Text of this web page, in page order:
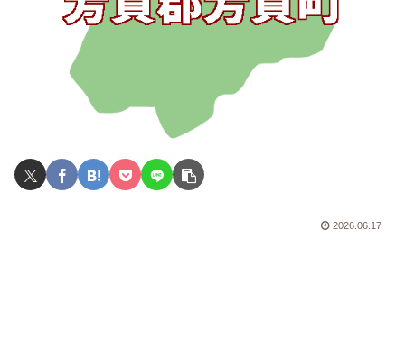
2026.06.17